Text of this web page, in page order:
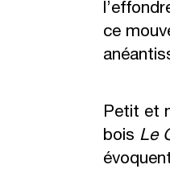
ce
Petit et
bois Le